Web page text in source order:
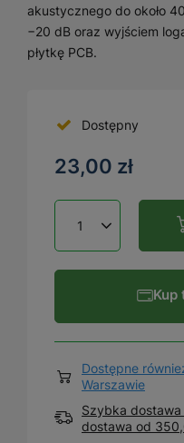
akustycznego do około
−20 dB oraz wyjściem
płytkę PCB.
Dostępny
23,00 zł
Kup
Dostępne
Warszawie
Szybka dostawa
dostawa od